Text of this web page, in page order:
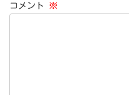
コメント ※